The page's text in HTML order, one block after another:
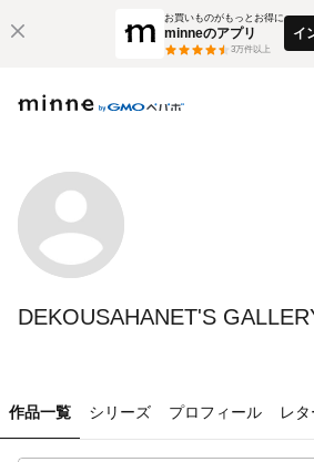
お買いものがもっとお得に
minneのアプリ
3万件以上
イ
DEKOUSAHANET'S
作品一覧 シリーズ プロフィール レタ